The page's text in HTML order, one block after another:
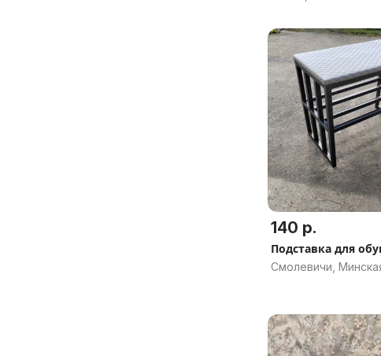
140 р.
Подставка для
Смолевичи,